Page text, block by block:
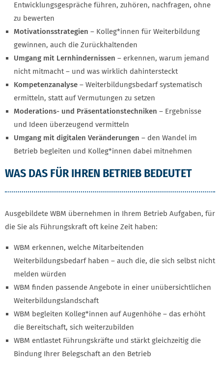
Entwicklungsgespräche führen, zuhören, nachfragen, ohne
zu bewerten
Motivationsstrategien – Kolleg*innen für Weiterbildung
gewinnen, auch die Zurückhaltenden
Umgang mit Lernhindernissen – erkennen, warum jemand
nicht mitmacht – und was wirklich dahintersteckt
Kompetenzanalyse – Weiterbildungsbedarf systematisch
ermitteln, statt auf Vermutungen zu setzen
Moderations- und Präsentationstechniken – Ergebnisse
und Ideen überzeugend vermitteln
Umgang mit digitalen Veränderungen – den Wandel im
Betrieb begleiten und Kolleg*innen dabei mitnehmen
WAS DAS FÜR IHREN BETRIEB BEDEUTET
Ausgebildete WBM übernehmen in Ihrem Betrieb Aufgaben, für
die Sie als Führungskraft oft keine Zeit haben:
WBM erkennen, welche Mitarbeitenden
Weiterbildungsbedarf haben – auch die, die sich selbst nicht
melden würden
WBM finden passende Angebote in einer unübersichtlichen
Weiterbildungslandschaft
WBM begleiten Kolleg*innen auf Augenhöhe – das erhöht
die Bereitschaft, sich weiterzubilden
WBM entlastet Führungskräfte und stärkt gleichzeitig die
Bindung Ihrer Belegschaft an den Betrieb